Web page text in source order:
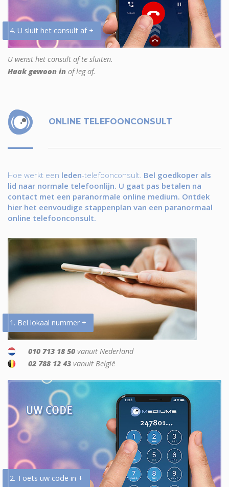
4. U sluit het consult af +
U wenst het consult af te sluiten.
Haak gewoon in of leg af.
ONLINE TELEFOONCONSULT
Hoe werkt een leden-telefoonconsult. Bel goedkoper als
lid naar normale telefoonlijn. U gaat pas betalen na
contact met een paranormale online medium. Ontdek
hier het eenvoudige stappenplan van een paranormaal
online telefoonconsult.
1. Bel lokaal nummer +
010 713 18 50 vanuit Nederland
02 788 12 43 vanuit België
2. Toets uw code in +